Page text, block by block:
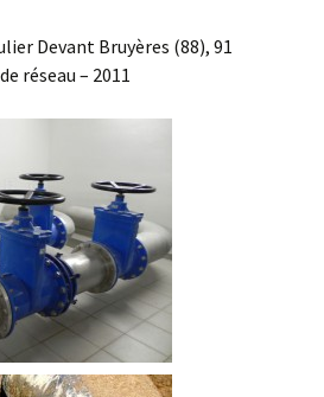
Devant Bruyères (88), 91
réseau – 2011